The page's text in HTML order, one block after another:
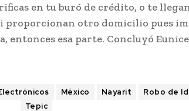
en tu buró de crédito, o te
proporcionan otro domicilio pues
entonces esa parte. Concluyó Eunice
México Nayarit
Robo de
Tepic